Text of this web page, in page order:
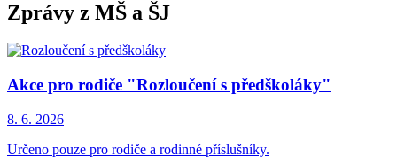
Zprávy z MŠ a ŠJ
Akce pro rodiče "Rozloučení s předškoláky"
8. 6. 2026
Určeno pouze pro rodiče a rodinné příslušníky.